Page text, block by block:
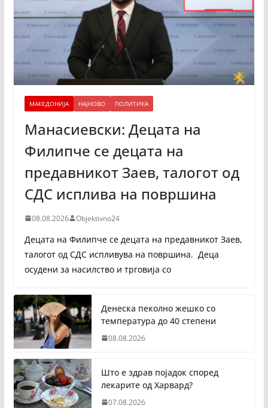
МАКЕДОНИЈА НАЈНОВО ПОЛИТИКА
Манасиевски: Децата на
Филипче се децата на
предавникот Заев, талогот од
СДС исплива на површина
08.08.2026 Objektivno24
Децата на Филипче се децата на предавникот Заев,
талогот од СДС испливува на површина. Деца
осудени за насилство и трговија со
Денеска пеколно жешко со
температура до 40 степени
08.08.2026
Што е здрав појадок според
лекарите од Харвард?
07.08.2026